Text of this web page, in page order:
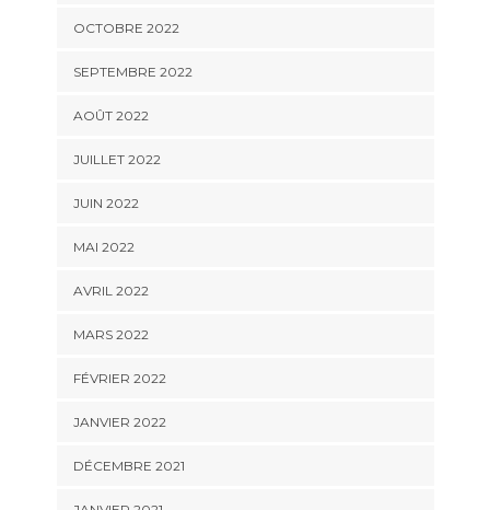
OCTOBRE 2022
SEPTEMBRE 2022
AOÛT 2022
JUILLET 2022
JUIN 2022
MAI 2022
AVRIL 2022
MARS 2022
FÉVRIER 2022
JANVIER 2022
DÉCEMBRE 2021